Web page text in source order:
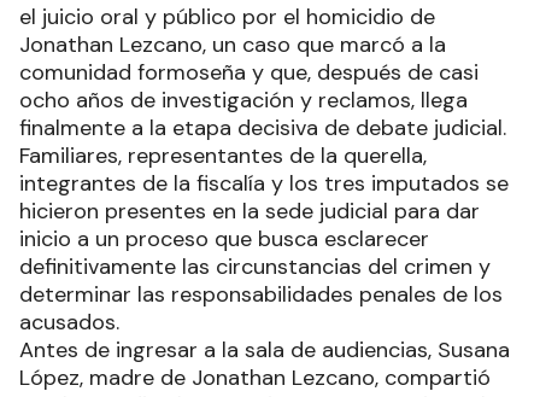
el juicio oral y público por el homicidio de
Jonathan Lezcano, un caso que marcó a la
comunidad formoseña y que, después de casi
ocho años de investigación y reclamos, llega
finalmente a la etapa decisiva de debate judicial.
Familiares, representantes de la querella,
integrantes de la fiscalía y los tres imputados se
hicieron presentes en la sede judicial para dar
inicio a un proceso que busca esclarecer
definitivamente las circunstancias del crimen y
determinar las responsabilidades penales de los
acusados.
Antes de ingresar a la sala de audiencias, Susana
López, madre de Jonathan Lezcano, compartió